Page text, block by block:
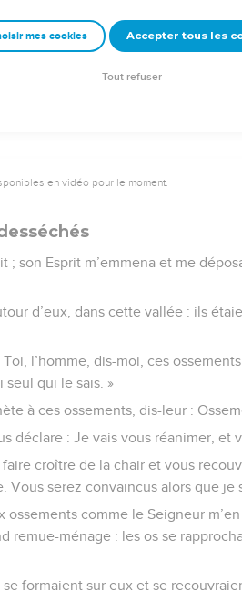
que je suis le Seigneur. »
avec autorisation. Pour vous procurer une
en vidéo pour le moment.
; son Esprit m’emmena et me
d’eux, dans cette vallée : ils
l’homme, dis-moi, ces
seul qui le sais. »
à ces ossements, dis-leur :
déclare : Je vais vous réanimer, et
croître de la chair et vous
Vous serez convaincus alors que je
comme le Seigneur
remue-ménage : les os se
formaient sur eux et se
mes cookies Accepter tous les
Tout refuser